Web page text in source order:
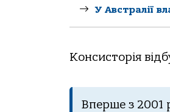
У Австралії
Консисторія
Вперше з 2001